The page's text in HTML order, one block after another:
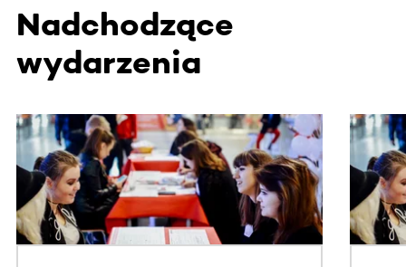
Nadchodzące
wydarzenia
Ta sekcja zawiera treści przewijane w poziomie. Użyj